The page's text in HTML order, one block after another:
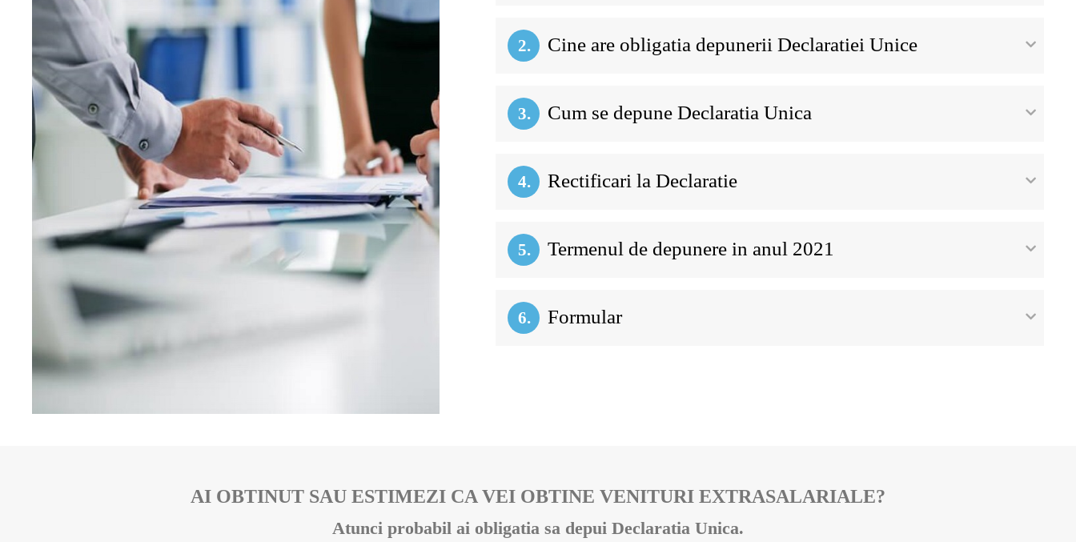
2. Cine are obligatia depunerii Declaratiei Unice
3. Cum se depune Declaratia Unica
4. Rectificari la Declaratie
5. Termenul de depunere in anul 2021
6. Formular
AI OBTINUT SAU ESTIMEZI CA VEI OBTINE VENITURI EXTRASALARIALE?
Atunci probabil ai obligatia sa depui Declaratia Unica.